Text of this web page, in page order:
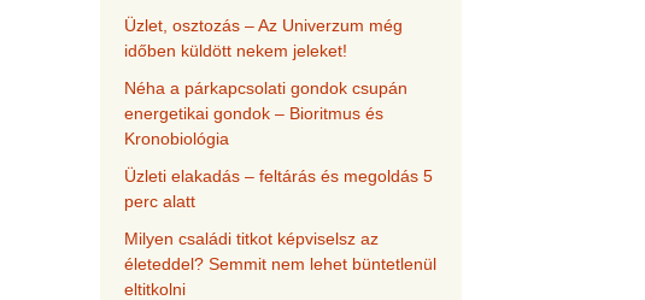
Üzlet, osztozás – Az Univerzum még
időben küldött nekem jeleket!
Néha a párkapcsolati gondok csupán
energetikai gondok – Bioritmus és
Kronobiológia
Üzleti elakadás – feltárás és megoldás 5
perc alatt
Milyen családi titkot képviselsz az
életeddel? Semmit nem lehet büntetlenül
eltitkolni